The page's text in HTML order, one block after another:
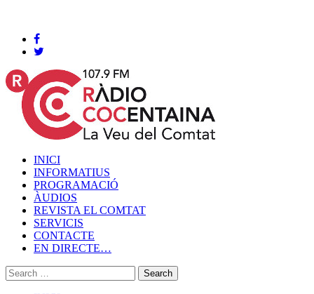
INICI
INFORMATIUS
PROGRAMACIÓ
ÀUDIOS
REVISTA EL COMTAT
SERVICIS
CONTACTE
EN DIRECTE…